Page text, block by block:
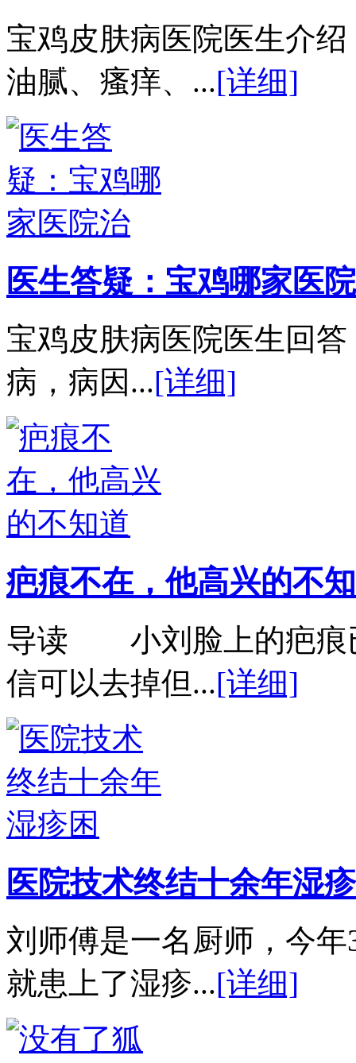
宝鸡皮肤病医院医生介
油腻、瘙痒、...[详细]
医生答疑：宝鸡哪家医
宝鸡皮肤病医院医生回
病，病因...[详细]
疤痕不在，他高兴的不
导读 小刘脸上的疤痕
信可以去掉但...[详细]
医院技术终结十余年湿
刘师傅是一名厨师，今
就患上了湿疹...[详细]